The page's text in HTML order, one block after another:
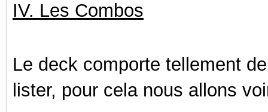
IV. Les Combos
Le deck comporte tellement
lister, pour cela nous allons